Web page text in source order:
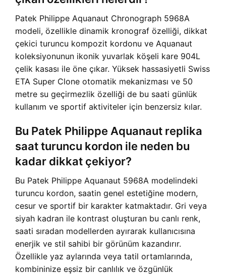
Patek Philippe Aquanaut Chronograph 5968A
modeli, özellikle dinamik kronograf özelliği, dikkat
çekici turuncu kompozit kordonu ve Aquanaut
koleksiyonunun ikonik yuvarlak köşeli kare 904L
çelik kasası ile öne çıkar. Yüksek hassasiyetli Swiss
ETA Super Clone otomatik mekanizması ve 50
metre su geçirmezlik özelliği de bu saati günlük
kullanım ve sportif aktiviteler için benzersiz kılar.
Bu Patek Philippe Aquanaut replika
saat turuncu kordon ile neden bu
kadar dikkat çekiyor?
Bu Patek Philippe Aquanaut 5968A modelindeki
turuncu kordon, saatin genel estetiğine modern,
cesur ve sportif bir karakter katmaktadır. Gri veya
siyah kadran ile kontrast oluşturan bu canlı renk,
saati sıradan modellerden ayırarak kullanıcısına
enerjik ve stil sahibi bir görünüm kazandırır.
Özellikle yaz aylarında veya tatil ortamlarında,
kombininize eşsiz bir canlılık ve özgünlük